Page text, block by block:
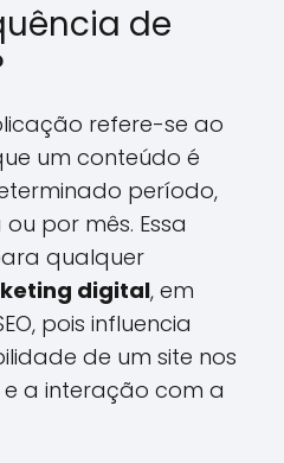
de
refere-se ao
um conteúdo é
período,
por mês. Essa
qualquer
digital, em
pois influencia
de um site nos
a interação com a